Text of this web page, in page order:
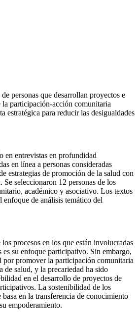
personas que desarrollan proyectos e
la participación-acción comunitaria
estratégica para reducir las desigualdades
en entrevistas en profundidad
en línea a personas consideradas
estrategias de promoción de la salud con
seleccionaron 12 personas de los
académico y asociativo. Los textos
enfoque de análisis temático del
procesos en los que están involucradas
es su enfoque participativo. Sin embargo,
por promover la participación comunitaria
de salud, y la precariedad ha sido
en el desarrollo de proyectos de
La sostenibilidad de los
en la transferencia de conocimiento
empoderamiento.